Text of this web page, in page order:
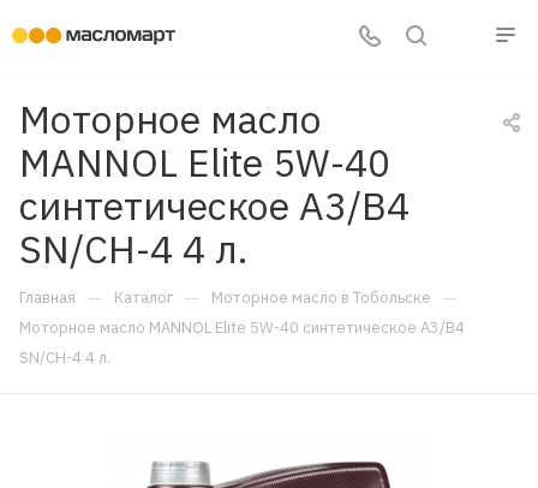
Моторное масло
MANNOL Elite 5W-40
синтетическое A3/B4
SN/CH-4 4 л.
Главная — Каталог — Моторное масло в Тобольске —
Моторное масло MANNOL Elite 5W-40 синтетическое A3/B4
SN/CH-4 4 л.